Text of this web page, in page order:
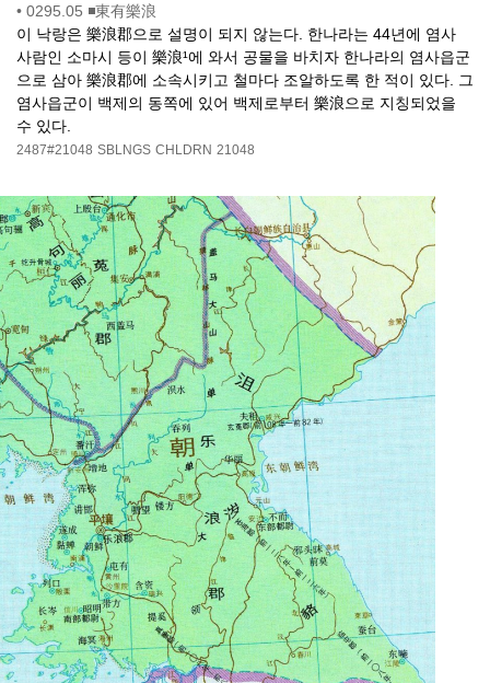
• 0295.05 ◾東有樂浪
이 낙랑은 樂浪郡으로 설명이 되지 않는다. 한나라는 44년에 염사
사람인 소마시 등이 樂浪¹에 와서 공물을 바치자 한나라의 염사읍군
으로 삼아 樂浪郡에 소속시키고 철마다 조알하도록 한 적이 있다. 그
염사읍군이 백제의 동쪽에 있어 백제로부터 樂浪으로 지칭되었을
수 있다.
2487#21048 SBLNGS CHLDRN 21048